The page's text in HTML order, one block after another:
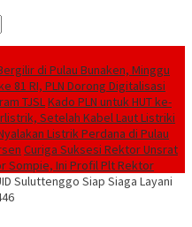
di Pulau Bunaken, Minggu
81 RI, PLN Dorong Digitalisasi
TJSLKado PLN untuk HUT ke-
Setelah Kabel Laut Listriki
Listrik Perdana di Pulau
Curiga Suksesi Rektor Unsrat
Sompie, Ini Profil Plt Rektor
Suluttenggo Siap Siaga Layani